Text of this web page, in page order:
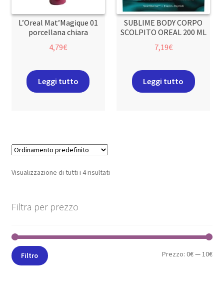
L’Oreal Mat’Magique 01
porcellana chiara
4,79€
Leggi tutto
SUBLIME BODY CORPO
SCOLPITO OREAL 200 ML
7,19€
Leggi tutto
Visualizzazione di tutti i 4 risultati
Filtra per prezzo
Filtro Prezzo:0€— 10€